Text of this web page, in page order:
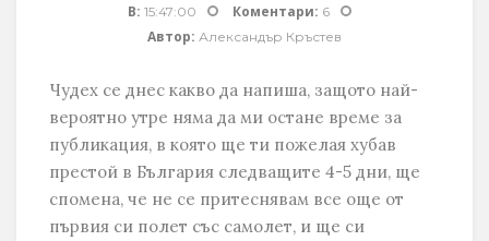
В: 15:47:00 Коментари: 6
Автор: Александър Кръстев
Чудех се днес какво да напиша, защото най-
вероятно утре няма да ми остане време за
публикация, в която ще ти пожелая хубав
престой в България следващите 4-5 дни, ще
спомена, че не се притеснявам все още от
първия си полет със самолет, и ще си